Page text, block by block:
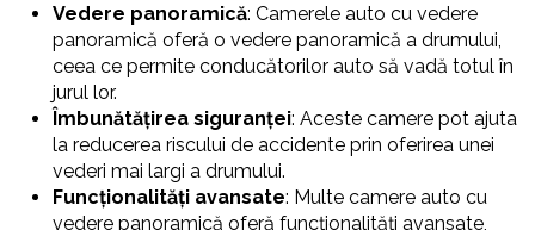
Vedere panoramică: Camerele auto cu vedere
panoramică oferă o vedere panoramică a drumului,
ceea ce permite conducătorilor auto să vadă totul în
jurul lor.
Îmbunătățirea siguranței: Aceste camere pot ajuta
la reducerea riscului de accidente prin oferirea unei
vederi mai largi a drumului.
Funcționalități avansate: Multe camere auto cu
vedere panoramică oferă funcționalități avansate,